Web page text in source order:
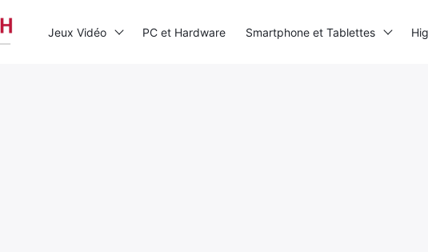
Jeux Vidéo PC et Hardware Smartphone et Tablettes